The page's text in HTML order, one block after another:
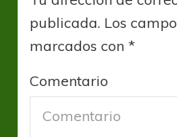
publicada. Los
marcados con*
Comentario